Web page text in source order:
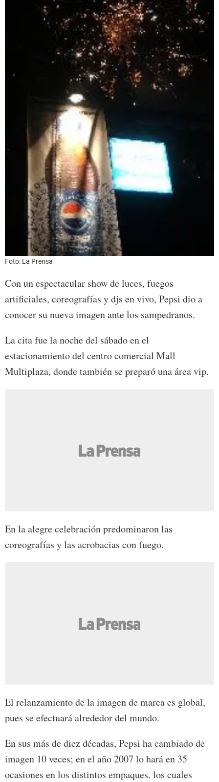
Foto: La Prensa
Con un espectacular show de luces, fuegos
artificiales, coreografías y djs en vivo, Pepsi dio a
conocer su nueva imagen ante los sampedranos.
La cita fue la noche del sábado en el
estacionamiento del centro comercial Mall
Multiplaza, donde también se preparó una área vip.
En la alegre celebración predominaron las
coreografías y las acrobacias con fuego.
El relanzamiento de la imagen de marca es global,
pues se efectuará alrededor del mundo.
En sus más de diez décadas, Pepsi ha cambiado de
imagen 10 veces; en el año 2007 lo hará en 35
ocasiones en los distintos empaques, los cuales